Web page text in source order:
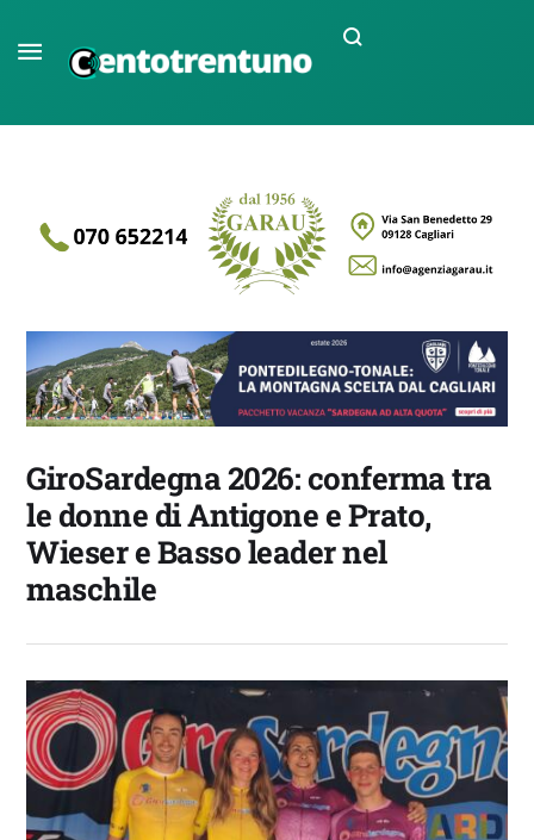
GiroSardegna 2026: conferma tra
le donne di Antigone e Prato,
Wieser e Basso leader nel
maschile